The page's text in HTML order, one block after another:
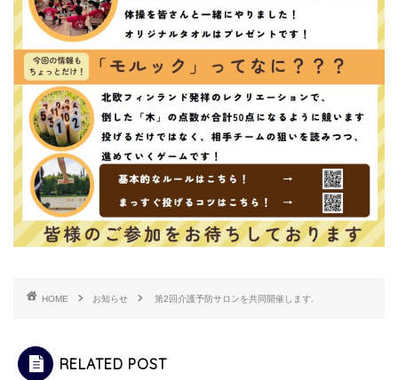
HOME お知らせ 第2回介護予防サロンを共同開催します.
RELATED POST